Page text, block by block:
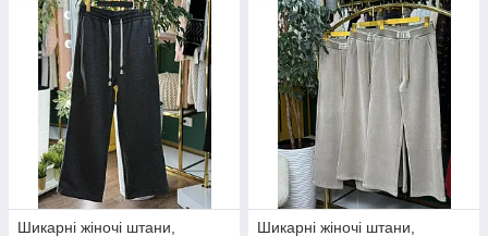
Шикарні жіночі штани, Шикарні жіночі штани,